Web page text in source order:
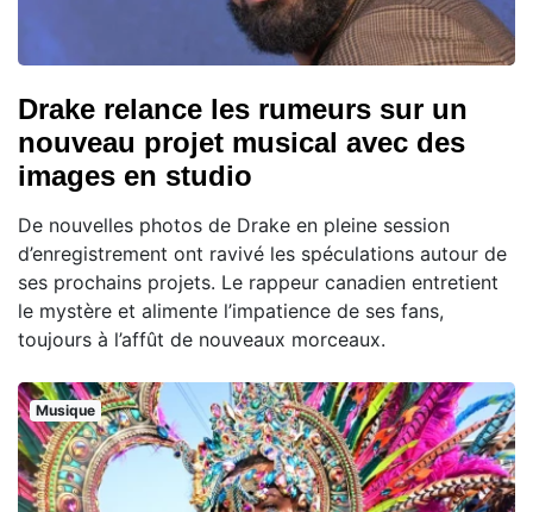
Drake relance les rumeurs sur un
nouveau projet musical avec des
images en studio
De nouvelles photos de Drake en pleine session
d’enregistrement ont ravivé les spéculations autour de
ses prochains projets. Le rappeur canadien entretient
le mystère et alimente l’impatience de ses fans,
toujours à l’affût de nouveaux morceaux.
Musique